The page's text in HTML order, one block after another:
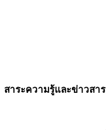
สาระความรู้และข่าวสาร